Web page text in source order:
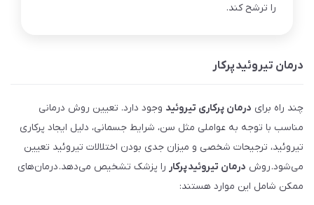
را ترشح کند.
درمان تیروئید پرکار
چند راه برای درمان پرکاری تیروئید وجود دارد. تعیین روش درمانی
مناسب با توجه به عواملی مثل سن، شرایط جسمانی، دلیل ایجاد پرکاری
تیروئید، ترجیحات شخصی و میزان جدی بودن اختلالات تیروئید تعیین
می‌شود. روش درمان تیروئید پرکار را پزشک تشخیص می‌دهد. درمان‌های
ممکن شامل این موارد هستند: